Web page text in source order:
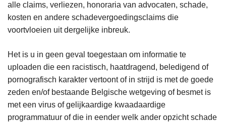
alle claims, verliezen, honoraria van advocaten, schade,
kosten en andere schadevergoedingsclaims die
voortvloeien uit dergelijke inbreuk.
Het is u in geen geval toegestaan om informatie te
uploaden die een racistisch, haatdragend, beledigend of
pornografisch karakter vertoont of in strijd is met de goede
zeden en/of bestaande Belgische wetgeving of besmet is
met een virus of gelijkaardige kwaadaardige
programmatuur of die in eender welk ander opzicht schade